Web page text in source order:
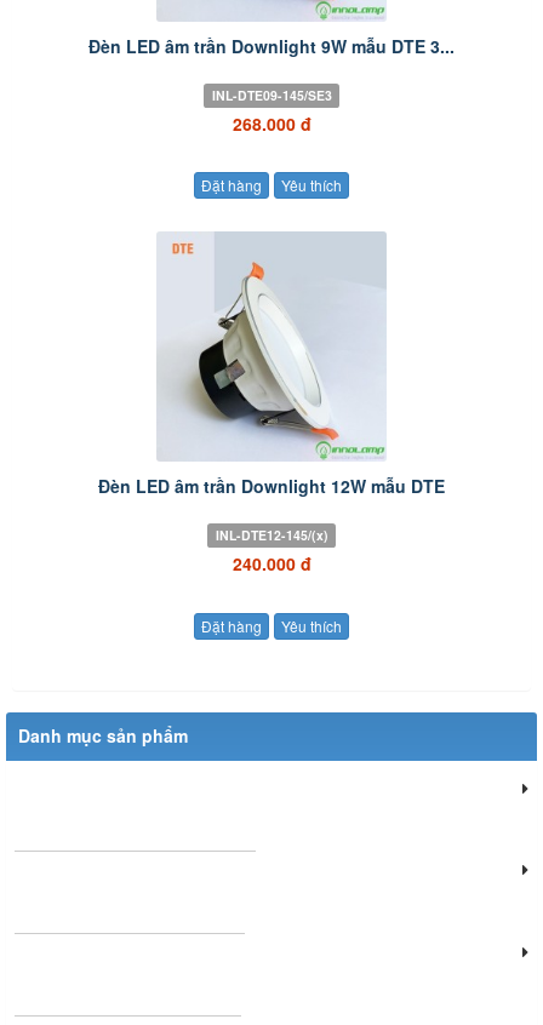
Đèn LED âm trần Downlight 9W mẫu DTE 3...
INL-DTE09-145/SE3
268.000 đ
Đặt hàng Yêu thích
Đèn LED âm trần Downlight 12W mẫu DTE
INL-DTE12-145/(x)
240.000 đ
Đặt hàng Yêu thích
Danh mục sản phẩm